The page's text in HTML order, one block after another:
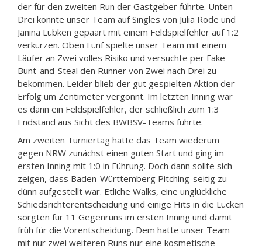
der für den zweiten Run der Gastgeber führte. Unten
Drei konnte unser Team auf Singles von Julia Rode und
Janina Lübken gepaart mit einem Feldspielfehler auf 1:2
verkürzen. Oben Fünf spielte unser Team mit einem
Läufer an Zwei volles Risiko und versuchte per Fake-
Bunt-and-Steal den Runner von Zwei nach Drei zu
bekommen. Leider blieb der gut gespielten Aktion der
Erfolg um Zentimeter vergönnt. Im letzten Inning war
es dann ein Feldspielfehler, der schließlich zum 1:3
Endstand aus Sicht des BWBSV-Teams führte.
Am zweiten Turniertag hatte das Team wiederum
gegen NRW zunächst einen guten Start und ging im
ersten Inning mit 1:0 in Führung. Doch dann sollte sich
zeigen, dass Baden-Württemberg Pitching-seitig zu
dünn aufgestellt war. Etliche Walks, eine unglückliche
Schiedsrichterentscheidung und einige Hits in die Lücken
sorgten für 11 Gegenruns im ersten Inning und damit
früh für die Vorentscheidung. Dem hatte unser Team
mit nur zwei weiteren Runs nur eine kosmetische